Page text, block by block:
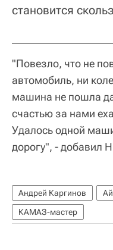
становится
"Повезло, что не
автомобиль, ни
машина не пошла
счастью за нами
Удалось одной
дорогу", - добавил
Андрей Каргинов
КАМАЗ-мастер